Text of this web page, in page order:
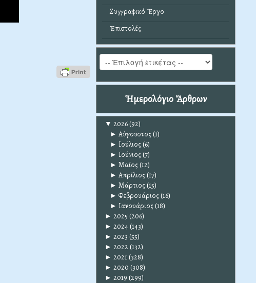
Συγγραφικό Ἔργο
Ἐπιστολές
Ἡμερολόγιο Ἄρθρων
▼ 2026(92)
► Αύγουστος (1)
► Ιούλιος (6)
► Ιούνιος (7)
► Μαϊος (12)
► Απρίλιος (17)
► Μάρτιος (15)
► Φεβρουάριος (16)
► Ιανουάριος (18)
► 2025 (206)
► 2024(143)
► 2023 (55)
► 2022(132)
► 2021(328)
► 2020 (308)
► 2019 (299)